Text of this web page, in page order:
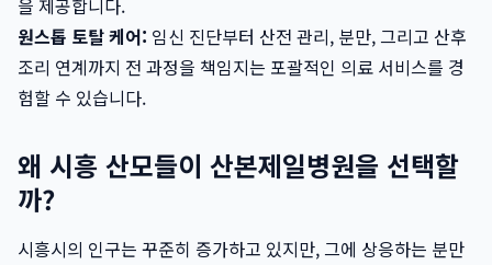
을 제공합니다.
원스톱 토탈 케어: 임신 진단부터 산전 관리, 분만, 그리고 산후
조리 연계까지 전 과정을 책임지는 포괄적인 의료 서비스를 경
험할 수 있습니다.
왜 시흥 산모들이 산본제일병원을 선택할
까?
시흥시의 인구는 꾸준히 증가하고 있지만, 그에 상응하는 분만